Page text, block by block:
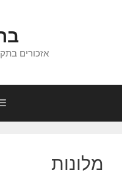
אזכורים
מלונות